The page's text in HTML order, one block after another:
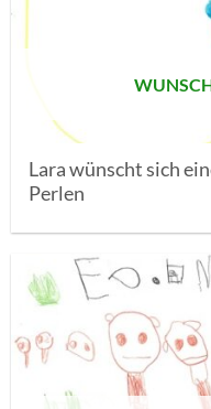
Lara wünscht sich
Perlen